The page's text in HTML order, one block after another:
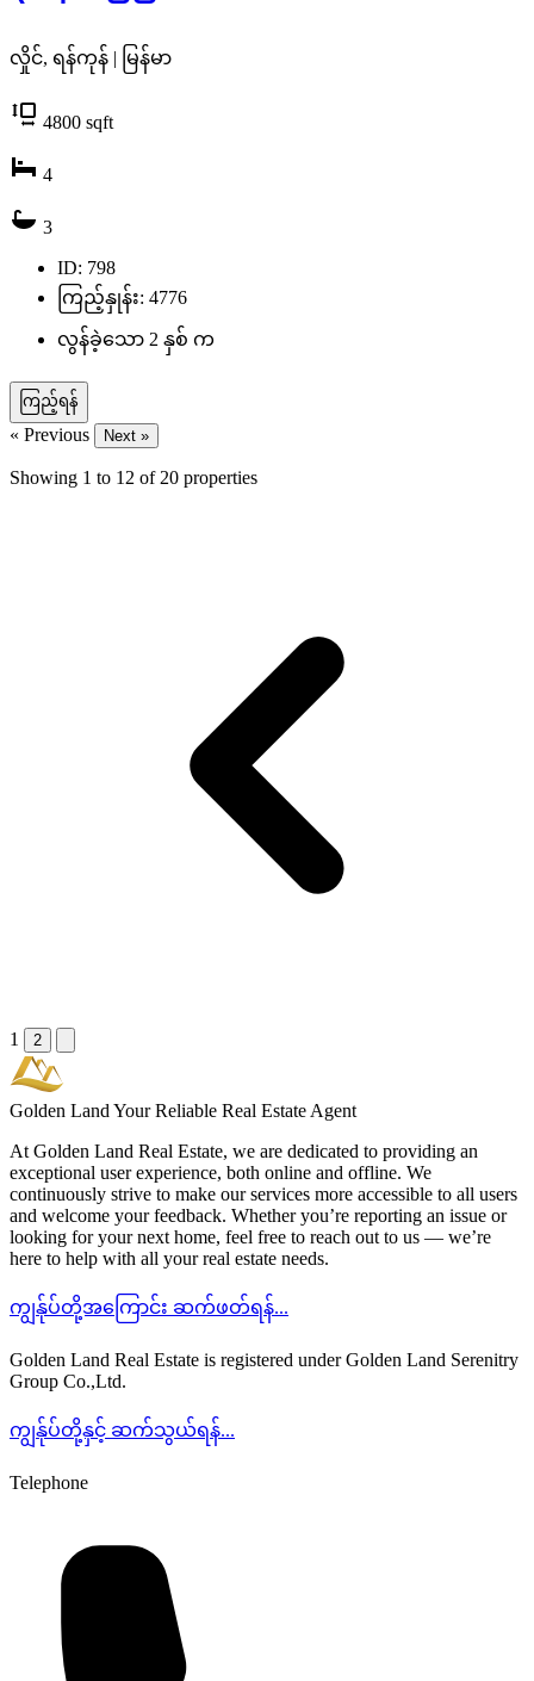
လှိုင်, ရန်ကုန် | မြန်မာ
4800 sqft
4
3
ID: 798
ကြည့်နှုန်း: 4776
လွန်ခဲ့သော 2 နှစ် က
ကြည့်ရန်
« Previous Next »
Showing 1 to 12 of 20 properties
1 2
Golden Land Your Reliable Real Estate Agent
At Golden Land Real Estate, we are dedicated to providing an
exceptional user experience, both online and offline. We
continuously strive to make our services more accessible to all users
and welcome your feedback. Whether you’re reporting an issue or
looking for your next home, feel free to reach out to us — we’re
here to help with all your real estate needs.
ကျွန်ုပ်တို့အကြောင်း ဆက်ဖတ်ရန်...
Golden Land Real Estate is registered under Golden Land Serenitry
Group Co.,Ltd.
ကျွန်ုပ်တို့နှင့် ဆက်သွယ်ရန်...
Telephone